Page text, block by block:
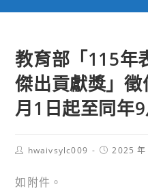
教育部「115年
傑出貢獻獎」
月1日起至同年
Posthwaivsylc009
Post2025 年
如附件。